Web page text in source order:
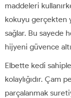
maddeleri
kokuyu gerçekten
sağlar. Bu sayede
hijyeni güvence
Elbette kedi
kolaylığıdır. Çam
parçalanmak